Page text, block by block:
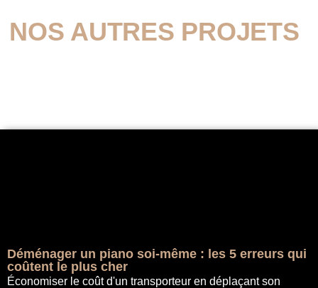
NOS AUTRES PROJETS
Déménager un piano soi-même : les 5 erreurs qui
coûtent le plus cher
Économiser le coût d'un transporteur en déplaçant son